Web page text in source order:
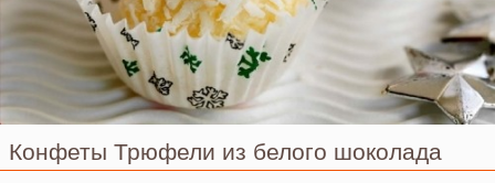
Конфеты Трюфели из белого шоколада